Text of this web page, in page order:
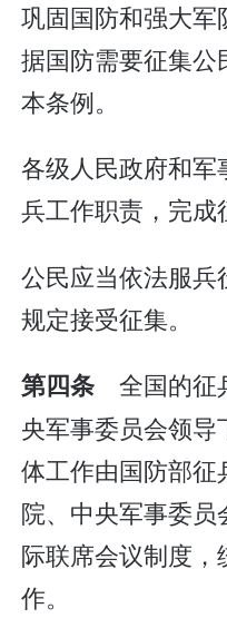
巩固国防和强大军
据国防需要征集公
本条例。
各级人民政府和
兵工作职责，完成
公民应当依法服
规定接受征集。
第四条 全国的征
央军事委员会领
体工作由国防部
院、中央军事委
际联席会议制度
作。